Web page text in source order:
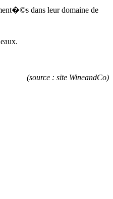
dans leur domaine de
(source : site WineandCo)